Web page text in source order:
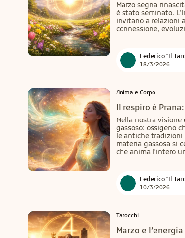
Marzo segna
è stato seminato.
invitano a relazioni
connessione,
Federico "Il
18/3/2026
Anima e Corpo
Il respiro è
Nella nostra
gassoso: ossigeno
le antiche tradizioni
materia gassosa si
che anima l'intero
Federico "Il
10/3/2026
Tarocchi
Marzo e